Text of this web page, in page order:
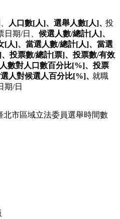
人口數[人]、 選舉人數[人]、投
日期/日、 候選人數/總計[人]、
[人]、 當選人數/總計[人]、 當選
、投票數/總計[票]、投票數/有效
數對人口數百分比[%]、投票
人對候選人百分比[%]、就職
期/日
北市區域立法委員選舉時間數